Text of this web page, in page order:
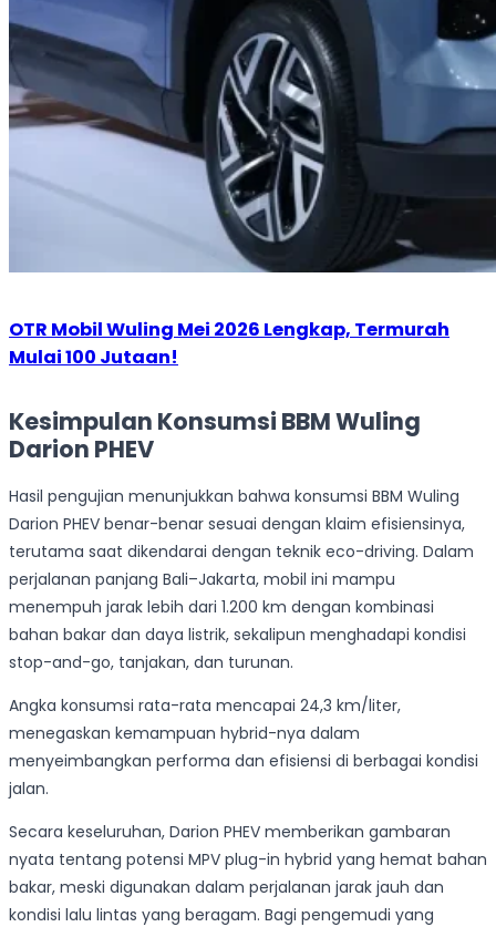
OTR Mobil Wuling Mei 2026 Lengkap, Termurah
Mulai 100 Jutaan!
Kesimpulan Konsumsi BBM Wuling
Darion PHEV
Hasil pengujian menunjukkan bahwa konsumsi BBM Wuling
Darion PHEV benar-benar sesuai dengan klaim efisiensinya,
terutama saat dikendarai dengan teknik eco-driving. Dalam
perjalanan panjang Bali–Jakarta, mobil ini mampu
menempuh jarak lebih dari 1.200 km dengan kombinasi
bahan bakar dan daya listrik, sekalipun menghadapi kondisi
stop-and-go, tanjakan, dan turunan.
Angka konsumsi rata-rata mencapai 24,3 km/liter,
menegaskan kemampuan hybrid-nya dalam
menyeimbangkan performa dan efisiensi di berbagai kondisi
jalan.
Secara keseluruhan, Darion PHEV memberikan gambaran
nyata tentang potensi MPV plug-in hybrid yang hemat bahan
bakar, meski digunakan dalam perjalanan jarak jauh dan
kondisi lalu lintas yang beragam. Bagi pengemudi yang